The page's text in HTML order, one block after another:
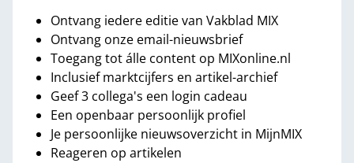
Ontvang iedere editie van Vakblad MIX
Ontvang onze email-nieuwsbrief
Toegang tot álle content op MIXonline.nl
Inclusief marktcijfers en artikel-archief
Geef 3 collega's een login cadeau
Een openbaar persoonlijk profiel
Je persoonlijke nieuwsoverzicht in MijnMIX
Reageren op artikelen